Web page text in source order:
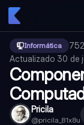
Informática 752
Actualizado 30 de
Pricila
@pricila_81x8u